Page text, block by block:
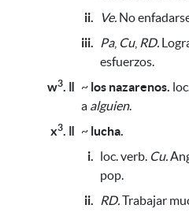
ii.
Ve. No
iii.
Pa, Cu, RD.
esfuerzos.
w3. ǁ ~ los nazarenos.
a alguien.
x3. ǁ ~ lucha.
i. loc. verb. Cu.
pop.
ii.
RD.Trabajar